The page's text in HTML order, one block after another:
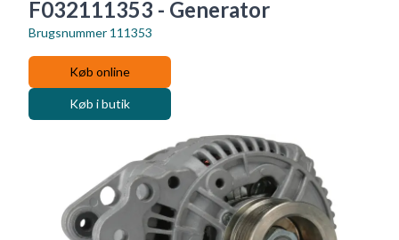
F032111353 - Generator
Brugsnummer 111353
Køb online
Køb i butik